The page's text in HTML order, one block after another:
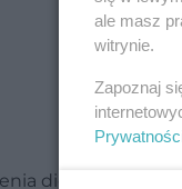
dietetyczne
ale masz
witrynie.
Zapoznaj